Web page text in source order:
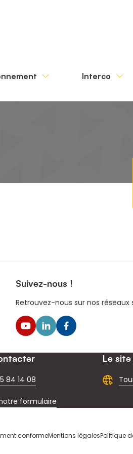
Interco
Suivez-nous !
Retrouvez-nous sur nos
84 14 08
formulaire
Le
conformeMentions légalesPolitique